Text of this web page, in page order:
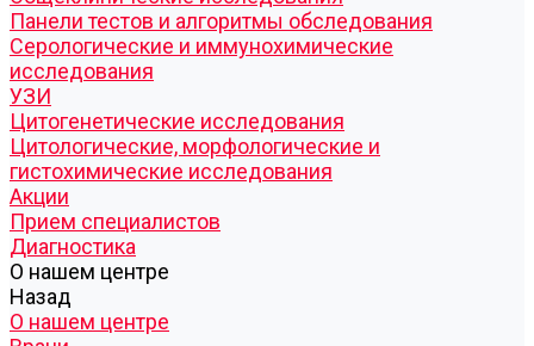
Панели тестов и алгоритмы обследования
Серологические и иммунохимические
исследования
УЗИ
Цитогенетические исследования
Цитологические, морфологические и
гистохимические исследования
Акции
Прием специалистов
Диагностика
О нашем центре
Назад
О нашем центре